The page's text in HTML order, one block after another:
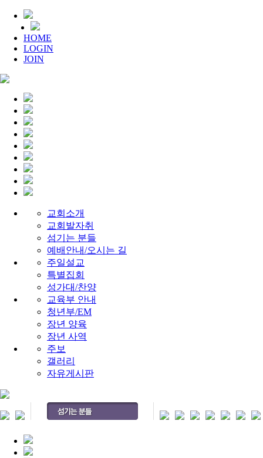
HOME
LOGIN
JOIN
교회소개
교회발자취
섬기는 분들
예배안내/오시는 길
주일설교
특별집회
성가대/찬양
교육부 안내
청년부/EM
장년 양육
장년 사역
주보
갤러리
자유게시판